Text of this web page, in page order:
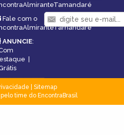
Fale com o
ANUNCIE:
|
Sitemap
time do EncontraBrasil